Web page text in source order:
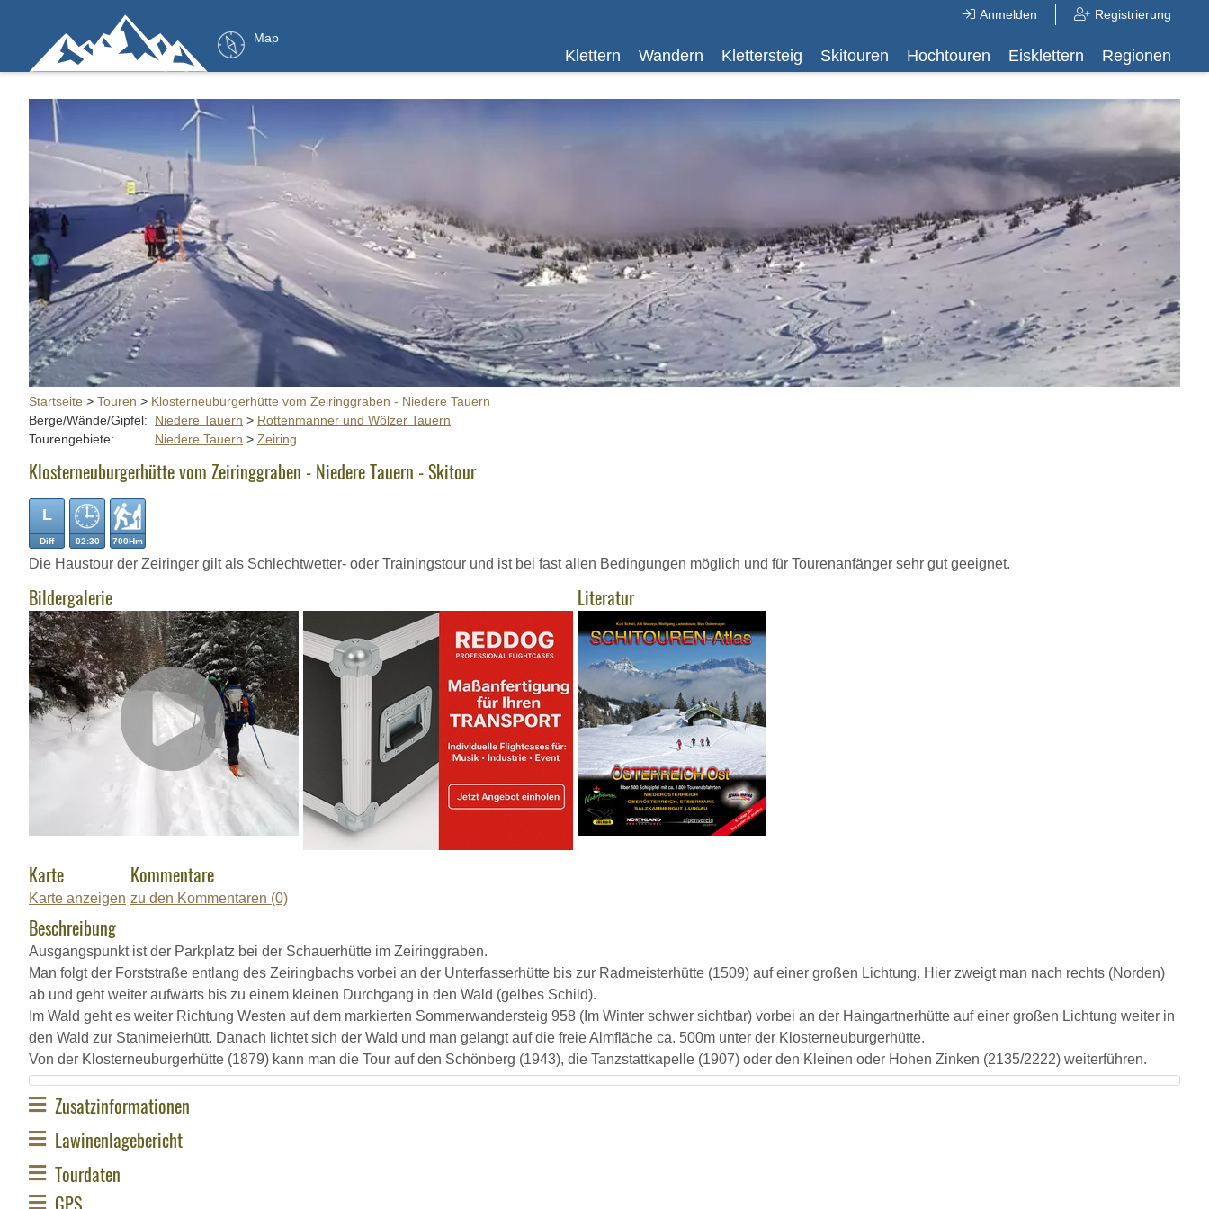
Map
Anmelden Registrierung
Klettern Wandern Klettersteig Skitouren Hochtouren Eisklettern Regionen
Startseite > Touren > Klosterneuburgerhütte vom Zeiringgraben - Niedere Tauern
Berge/Wände/Gipfel:
Niedere Tauern > Rottenmanner und Wölzer Tauern
Tourengebiete:
Niedere Tauern > Zeiring
Klosterneuburgerhütte vom Zeiringgraben - Niedere Tauern - Skitour
L
Diff 02:30 700Hm
Die Haustour der Zeiringer gilt als Schlechtwetter- oder Trainingstour und ist bei fast allen Bedingungen möglich und für Tourenanfänger sehr gut geeignet.
Bildergalerie Literatur
Karte
Karte anzeigen
Kommentare
zu den Kommentaren (0)
Beschreibung
Ausgangspunkt ist der Parkplatz bei der Schauerhütte im Zeiringgraben.
Man folgt der Forststraße entlang des Zeiringbachs vorbei an der Unterfasserhütte bis zur Radmeisterhütte (1509) auf einer großen Lichtung. Hier zweigt man nach rechts (Norden)
ab und geht weiter aufwärts bis zu einem kleinen Durchgang in den Wald (gelbes Schild).
Im Wald geht es weiter Richtung Westen auf dem markierten Sommerwandersteig 958 (Im Winter schwer sichtbar) vorbei an der Haingartnerhütte auf einer großen Lichtung weiter in
den Wald zur Stanimeierhütt. Danach lichtet sich der Wald und man gelangt auf die freie Almfläche ca. 500m unter der Klosterneuburgerhütte.
Von der Klosterneuburgerhütte (1879) kann man die Tour auf den Schönberg (1943), die Tanzstattkapelle (1907) oder den Kleinen oder Hohen Zinken (2135/2222) weiterführen.
Zusatzinformationen
Lawinenlagebericht
Tourdaten
GPS